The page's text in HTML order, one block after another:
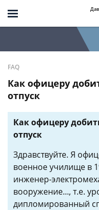
FAQ
Как офицеру
отпуск
Как офицеру
отпуск
Здравствуйте. Я
военное училище в
инженер-
вооружение..., т.е.
дипломированный